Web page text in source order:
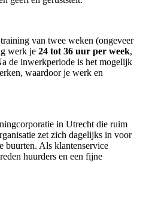
van twee weken (ongeveer
werk je 24 tot 36 uur per week,
de inwerkperiode is het mogelijk
waardoor je werk en
in Utrecht die ruim
zet zich dagelijks in voor
buurten. Als klantenservice
huurders en een fijne